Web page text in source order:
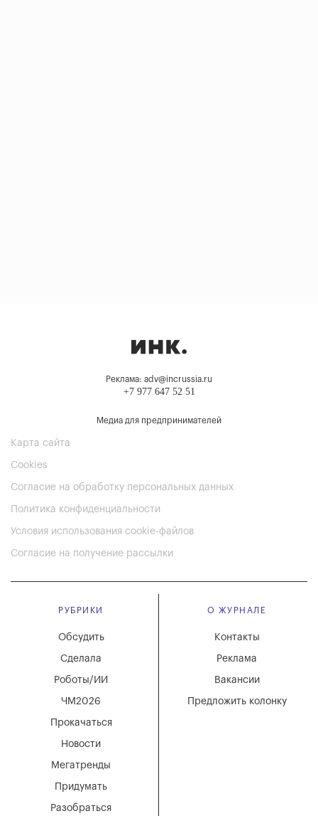
Реклама: adv@incrussia.ru
+7 977 647 52 51
Медиа для предпринимателей
Карта сайта
Cookies
Согласие на обработку персональных данных
Политика конфиденциальности
Условия использования cookie-файлов
Согласие на получение рассылки
РУБРИКИ
Мегатренды
Придумать
Разобраться
Новости
Обсудить
Сделала
Роботы/ИИ
ЧМ2026
Прокачаться
О ЖУРНАЛЕ
Вакансии
Реклама
Контакты
Предложить колонку